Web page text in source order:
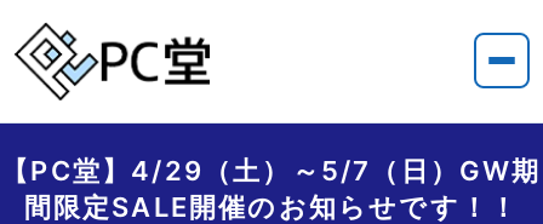
【PC堂】4/29（土）～5/7（日）GW期
間限定SALE開催のお知らせです！！